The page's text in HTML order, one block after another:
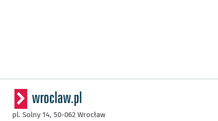
pl. Solny 14, 50-062 Wrocław